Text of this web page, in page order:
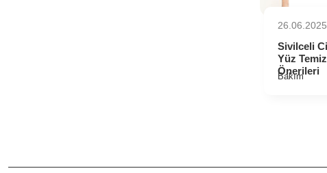
26.06.2025
⁠Sivilceli
Yüz
Önerileri
Bakım